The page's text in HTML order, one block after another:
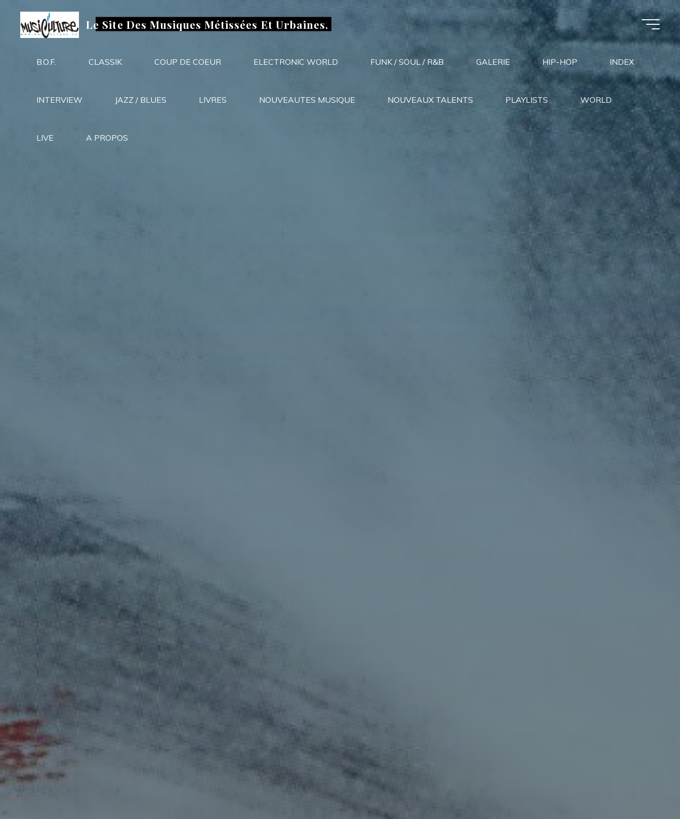
contenu
Le Site Des Musiques Métissées Et Urbaines.
B.O.F. CLASSIK COUP DE COEUR ELECTRONIC WORLD FUNK / SOUL / R&B GALERIE HIP-HOP INDEX
INTERVIEW JAZZ / BLUES LIVRES NOUVEAUTES MUSIQUE NOUVEAUX TALENTS PLAYLISTS WORLD
LIVE A PROPOS